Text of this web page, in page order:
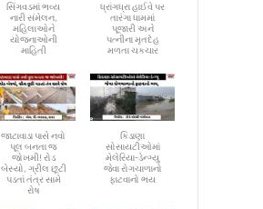
સિંગવડમાં ભવ્ય
નારી સંમેલન,
મહિલાઓને
યોજનાઓની
માહિતી
ધ્રાંગધ્રા હાઈવે પર
તારંગા ધામમાં
પૂજારી અને
પત્નીના મૃતદેહ
મળતા ચકચાર
જાટાવાડા પાસે નવો
પૂલ બનતા જ
જોખમી! રોડ
બેસ્યો, ગ્રીલ છૂટી
પડતાં તંત્ર સામે
રોષ
કિડાણા
સોસાયટીઓમાં
મેલેરિયા-ડેન્ગ્યુ
જેવા રોગચાળાનો
ફાટવાનો ભય